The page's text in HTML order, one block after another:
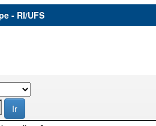
- RI/UFS